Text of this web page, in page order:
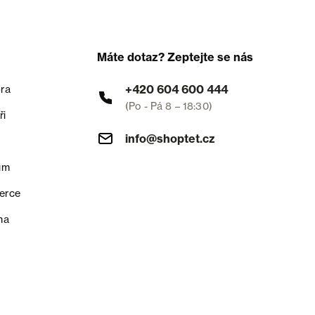
Máte dotaz? Zeptejte se nás
+420 604 600 444
(Po - Pá 8 – 18:30)
info@shoptet.cz